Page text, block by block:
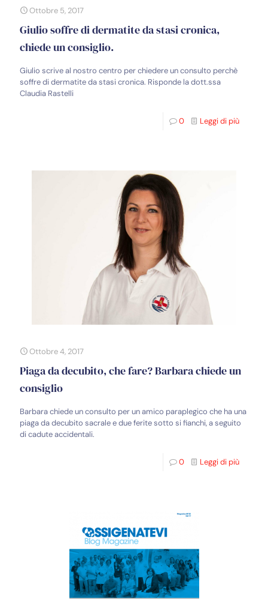
Ottobre 5, 2017
Giulio soffre di dermatite da stasi cronica,
chiede un consiglio.
Giulio scrive al nostro centro per chiedere un consulto perchè
soffre di dermatite da stasi cronica. Risponde la dott.ssa
Claudia Rastelli
0 Leggi di più
Ottobre 4, 2017
Piaga da decubito, che fare? Barbara chiede un
consiglio
Barbara chiede un consulto per un amico paraplegico che ha una
piaga da decubito sacrale e due ferite sotto si fianchi, a seguito
di cadute accidentali.
0 Leggi di più